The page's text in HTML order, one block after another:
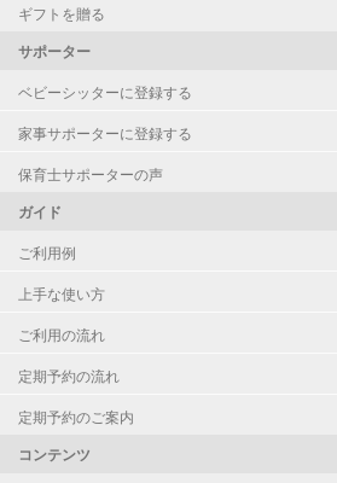
ギフトを贈る
サポーター
ベビーシッターに登録する
家事サポーターに登録する
保育士サポーターの声
ガイド
ご利用例
上手な使い方
ご利用の流れ
定期予約の流れ
定期予約のご案内
コンテンツ